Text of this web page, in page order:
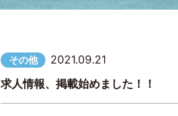
その他
2021.09.21
求人情報、掲載始めました！！